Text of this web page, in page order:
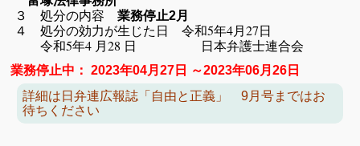
３ 処分の内容業務停止2月
４ 処分の効力が生じた日 令和5年4月27日
令和5年4 月28 日 日本弁護士連合会
業務停止中： 2023年04月27日 ～2023年06月26日
詳細は日弁連広報誌「自由と正義」 9月号まではお
待ちください